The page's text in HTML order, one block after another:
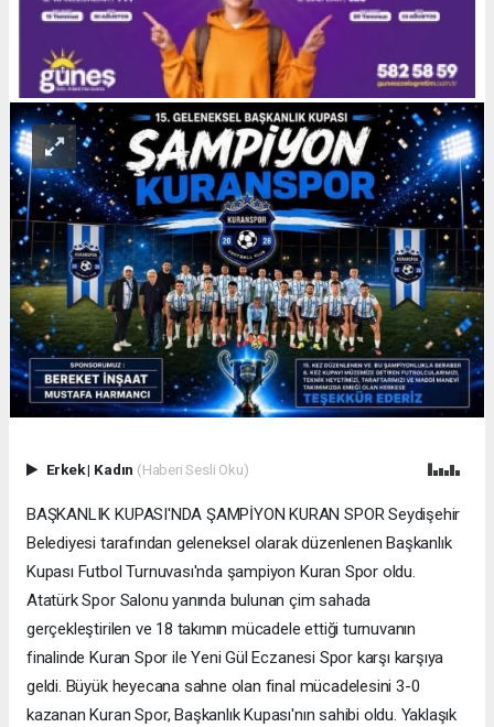
Erkek| Kadın (Haberi Sesli Oku)
BAŞKANLIK KUPASI'NDA ŞAMPİYON KURAN SPOR Seydişehir
Belediyesi tarafından geleneksel olarak düzenlenen Başkanlık
Kupası Futbol Turnuvası'nda şampiyon Kuran Spor oldu.
Atatürk Spor Salonu yanında bulunan çim sahada
gerçekleştirilen ve 18 takımın mücadele ettiği turnuvanın
finalinde Kuran Spor ile Yeni Gül Eczanesi Spor karşı karşıya
geldi. Büyük heyecana sahne olan final mücadelesini 3-0
kazanan Kuran Spor, Başkanlık Kupası'nın sahibi oldu. Yaklaşık